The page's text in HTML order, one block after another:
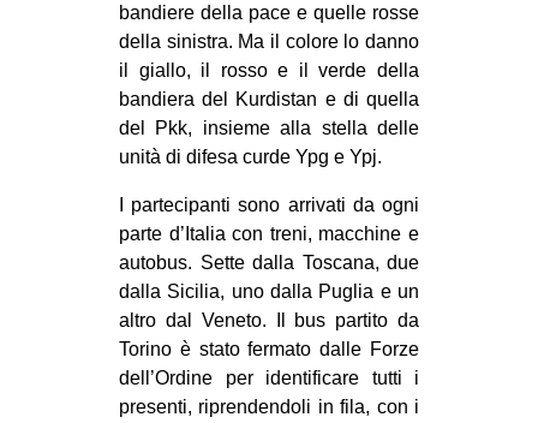
EVENTI
in
Fb
bsky
ms
SEARCH
bandiere della pace e quelle rosse
della sinistra. Ma il colore lo danno
il giallo, il rosso e il verde della
bandiera del Kurdistan e di quella
del Pkk, insieme alla stella delle
unità di difesa curde Ypg e Ypj.
I partecipanti sono arrivati da ogni
parte d’Italia con treni, macchine e
autobus. Sette dalla Toscana, due
dalla Sicilia, uno dalla Puglia e un
altro dal Veneto. Il bus partito da
Torino è stato fermato dalle Forze
dell’Ordine per identificare tutti i
presenti, riprendendoli in fila, con i